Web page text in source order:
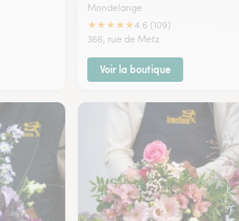
Mondelange
★★★★★4.6 (109)
366, rue de Metz
Voir la boutique